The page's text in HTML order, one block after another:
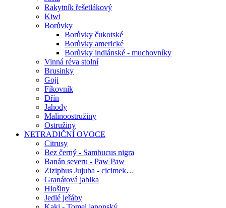
Rakytník řešetlákový
Kiwi
Borůvky
Borůvky čukotské
Borůvky americké
Borůvky indiánské - muchovníky
Vinná réva stolní
Brusinky
Goji
Fíkovník
Dřín
Jahody
Malinoostružiny
Ostružiny
NETRADIČNÍ OVOCE
Citrusy
Bez černý - Sambucus nigra
Banán severu - Paw Paw
Ziziphus Jujuba - cicimek…
Granátová jablka
Hlošiny
Jedlé jeřáby